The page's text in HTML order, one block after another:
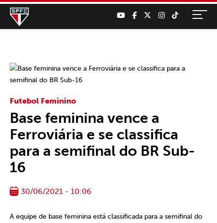
Futebol Feminino
Base feminina vence a
Ferroviária e se classifica
para a semifinal do BR Sub-
16
30/06/2021 - 10:06
A equipe de base feminina está classificada para a semifinal do